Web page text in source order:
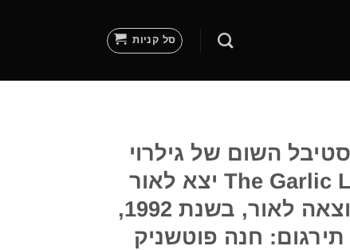
סל קניות
השום של גילרוי
The Garlic Lovers Cookbook יצא לאור
ע"י הוצאת מטר הוצאה לאור, בשנת 1992,